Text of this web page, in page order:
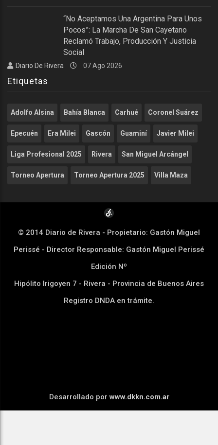
“No Aceptamos Una Argentina Para Unos
Pocos”: La Marcha De San Cayetano
Reclamó Trabajo, Producción Y Justicia
Social
Diario De Rivera 07 Ago 2026
Etiquetas
Adolfo Alsina Bahía Blanca Carhué Coronel Suárez
Epecuén Era Milei Gascón Guaminí Javier Milei
Liga Profesional 2025 Rivera San Miguel Arcángel
Torneo Apertura Torneo Apertura 2025 Villa Maza
© 2014 Diario de Rivera - Propietario: Gastón Miguel
Perissé - Director Responsable: Gastón Miguel Perissé
Edición Nº
Hipólito Irigoyen 7 - Rivera - Provincia de Buenos Aires
Registro DNDA en trámite.